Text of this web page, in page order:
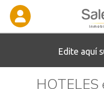
Edite aquí
HOTELES